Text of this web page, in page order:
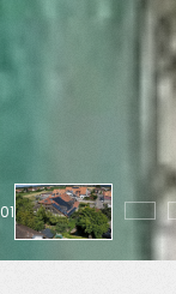
01